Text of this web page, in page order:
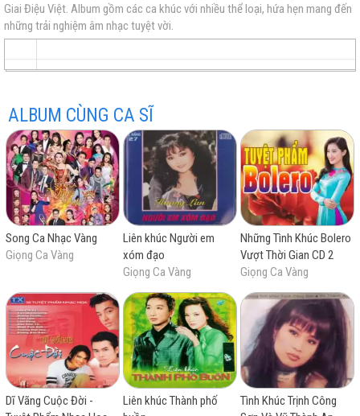
vàng
trữ
tình
nhạc
trực
tuyến
Nhạc
chất
lượng
cao
nhạc
miễn
phí
Nhớ Mãi Người Mẹ
Tình Mẹ Bao Dung
Giai Điệu Việt. Album gồm các ca khúc với nhiều thể loại, hứa hẹn mang đến
những trải nghiệm âm nhạc tuyệt vời.
ALBUM CÙNG CA SĨ
Song Ca Nhạc Vàng
Giọng Ca Vàng
Liên khúc Người em
xóm đạo
Giọng Ca Vàng
Những Tình Khúc Bolero
Vượt Thời Gian CD 2
Giọng Ca Vàng
Dĩ Vãng Cuộc Đời -
Liên khúc Thành phố
Tình Khúc Trịnh Công